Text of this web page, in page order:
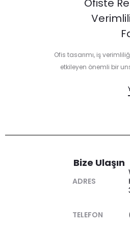
Ofiste
Ofis tasarımı, iş
etkileyen önemli bir
konsantrasyonunu
Bize Ulaşın
ADRES
TELEFON